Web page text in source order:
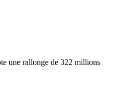
une rallonge de 322 millions